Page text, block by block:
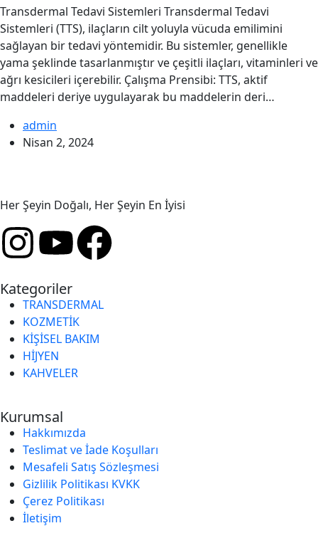
Transdermal Tedavi Sistemleri Transdermal Tedavi
Sistemleri (TTS), ilaçların cilt yoluyla vücuda emilimini
sağlayan bir tedavi yöntemidir. Bu sistemler, genellikle
yama şeklinde tasarlanmıştır ve çeşitli ilaçları, vitaminleri ve
ağrı kesicileri içerebilir. Çalışma Prensibi: TTS, aktif
maddeleri deriye uygulayarak bu maddelerin deri…
admin
Nisan 2, 2024
Her Şeyin Doğalı, Her Şeyin En İyisi
Kategoriler
TRANSDERMAL
KOZMETİK
KİŞİSEL BAKIM
HİJYEN
KAHVELER
Kurumsal
Hakkımızda
Teslimat ve İade Koşulları
Mesafeli Satış Sözleşmesi
Gizlilik Politikası KVKK
Çerez Politikası
İletişim